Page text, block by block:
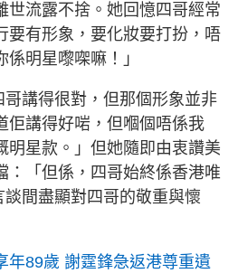
世流露不捨。她回憶四哥經常
要有形象，要化妝要打扮，唔
明星嚟㗎嘛！」
講得很對，但那個形象並非
佢講得好啱，但嗰個唔係我
明星款。」但她隨即由衷讚美
：「但係，四哥始終係香港唯
間盡顯對四哥的敬重與懷
年89歲 謝霆鋒急返港尊重遺